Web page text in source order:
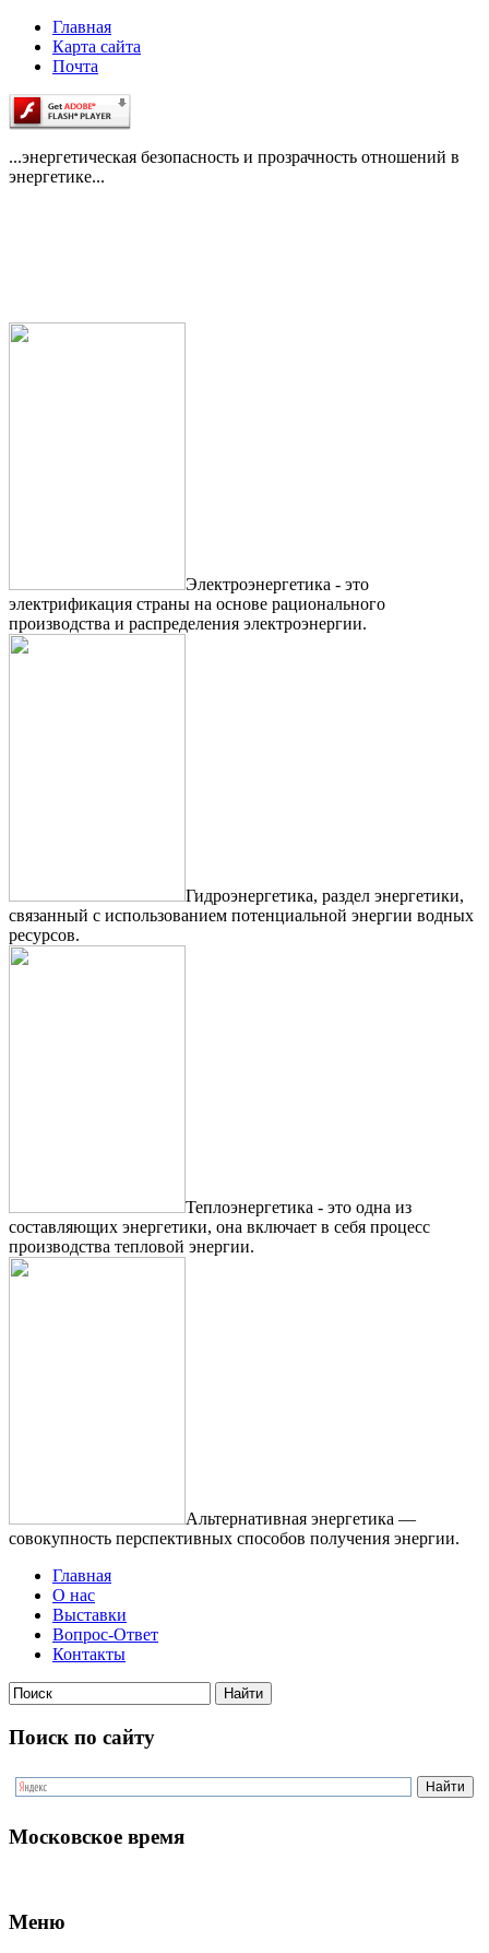
Главная
Карта сайта
Почта
...энергетическая безопасность и прозрачность отношений в
энергетике...
Электроэнергетика - это
электрификация страны на основе рационального
производства и распределения электроэнергии.
Гидроэнергетика, раздел энергетики,
связанный с использованием потенциальной энергии водных
ресурсов.
Теплоэнергетика - это одна из
составляющих энергетики, она включает в себя процесс
производства тепловой энергии.
Альтернативная энергетика —
совокупность перспективных способов получения энергии.
Главная
О нас
Выставки
Вопрос-Ответ
Контакты
Поиск по сайту
Московское время
Меню